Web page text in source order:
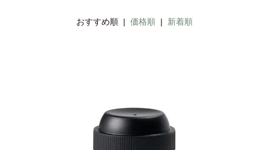
おすすめ順 | 価格順 | 新着順